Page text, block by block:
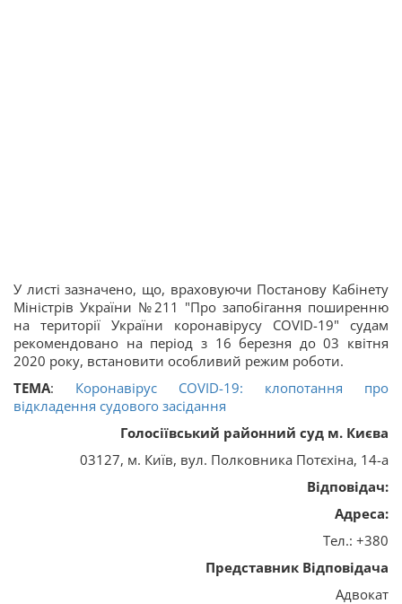
У листі зазначено, що, враховуючи Постанову Кабінету
Міністрів України №211 "Про запобігання поширенню
на території України коронавірусу COVID-19" судам
рекомендовано на період з 16 березня до 03 квітня
2020 року, встановити особливий режим роботи.
ТЕМА: Коронавірус COVID-19: клопотання про
відкладення судового засідання
Голосіївський районний суд м. Києва
03127, м. Київ, вул. Полковника Потєхіна, 14-а
Відповідач:
Адреса:
Тел.: +380
Представник Відповідача
Адвокат